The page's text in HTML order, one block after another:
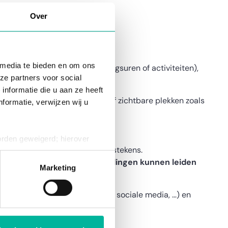
Over
te bieden en om ons
partners voor social
die u aan ze heeft
verwijzen wij u
geweigerd; hierover
op elk moment intrekken
Marketing
kracht(ongeacht de openingsuren of activiteiten),
bijvoorbeeld).
buiten doorgangen of zichtbare plekken zoals
terreinen, o.a. via rookverbodstekens.
is verplicht
overtredingen kunnen leiden
(bv. Twizzit, nieuwsbrieven, sociale media, …) en